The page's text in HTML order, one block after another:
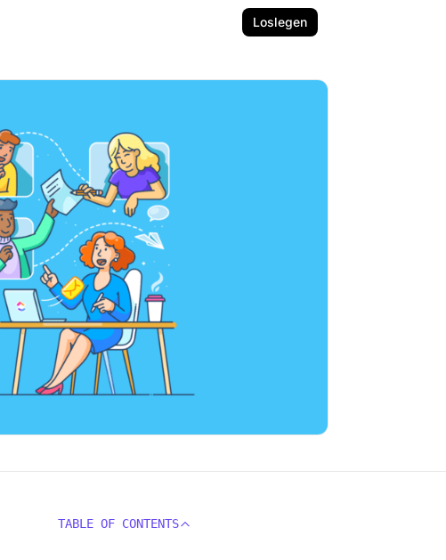
Loslegen
TABLE OF CONTENTS